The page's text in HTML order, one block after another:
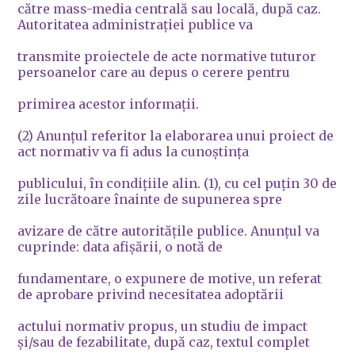
către mass-media centrală sau locală, după caz.
Autoritatea administraţiei publice va
transmite proiectele de acte normative tuturor
persoanelor care au depus o cerere pentru
primirea acestor informaţii.
(2) Anunţul referitor la elaborarea unui proiect de
act normativ va fi adus la cunoştinţa
publicului, în condiţiile alin. (1), cu cel puţin 30 de
zile lucrătoare înainte de supunerea spre
avizare de către autorităţile publice. Anunţul va
cuprinde: data afişării, o notă de
fundamentare, o expunere de motive, un referat
de aprobare privind necesitatea adoptării
actului normativ propus, un studiu de impact
şi/sau de fezabilitate, după caz, textul complet